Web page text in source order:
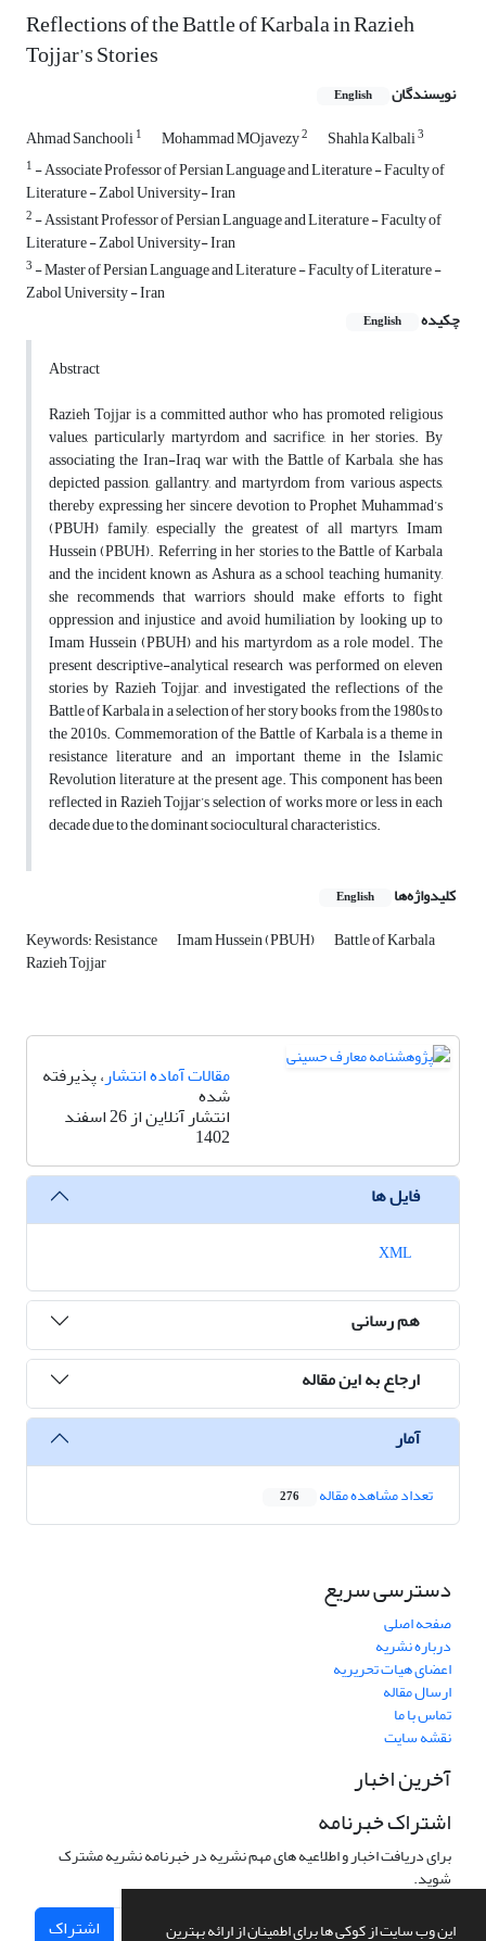
این وب سایت از کوکی ها برای اطمینان از ارائه بهترین
Reflections of the Battle of Karbala in Razieh
Tojjar’s Stories
نویسندگان English
Ahmad Sanchooli1 Mohammad MOjavezy2 Shahla Kalbali3
1 - Associate Professor of Persian Language and Literature - Faculty of
Literature - Zabol University- Iran
2 - Assistant Professor of Persian Language and Literature - Faculty of
Literature - Zabol University- Iran
3 - Master of Persian Language and Literature - Faculty of Literature -
Zabol University - Iran
چکیده
English
Abstract
Razieh Tojjar is a committed author who has promoted religious
values, particularly martyrdom and sacrifice, in her stories. By
associating the Iran-Iraq war with the Battle of Karbala, she has
depicted passion, gallantry, and martyrdom from various aspects,
thereby expressing her sincere devotion to Prophet Muhammad’s
(PBUH) family, especially the greatest of all martyrs, Imam
Hussein (PBUH). Referring in her stories to the Battle of Karbala
and the incident known as Ashura as a school teaching humanity,
she recommends that warriors should make efforts to fight
oppression and injustice and avoid humiliation by looking up to
Imam Hussein (PBUH) and his martyrdom as a role model. The
present descriptive-analytical research was performed on eleven
stories by Razieh Tojjar, and investigated the reflections of the
Battle of Karbala in a selection of her story books from the 1980s to
the 2010s. Commemoration of the Battle of Karbala is a theme in
resistance literature and an important theme in the Islamic
Revolution literature at the present age. This component has been
reflected in Razieh Tojjar’s selection of works more or less in each
decade due to the dominant sociocultural characteristics.
کلیدواژه‌ها English
Keywords: Resistance Imam Hussein (PBUH) Battle of Karbala
Razieh Tojjar
مقالات آماده انتشار، پذیرفته
شده
انتشار آنلاین از 26 اسفند
1402
فایل ها
هم رسانی
ارجاع به این مقاله
آمار
تعداد مشاهده مقاله 276
دسترسی سریع
صفحه اصلی
درباره نشریه
اعضای هیات تحریریه
ارسال مقاله
تماس با ما
نقشه سایت
آخرین اخبار
اشتراک خبرنامه
برای دریافت اخبار و اطلاعیه های مهم نشریه در خبرنامه نشریه مشترک
شوید.
اشتراک